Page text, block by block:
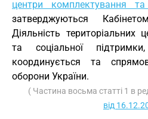
центри комплектування та
затверджуються
Діяльність територіальних
та соціальної
координується та
оборони України.
( Частина восьма статті 1 в
від